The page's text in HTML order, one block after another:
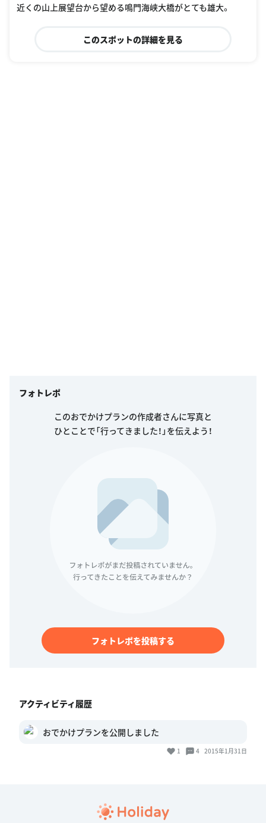
近くの山上展望台から望める鳴門海峡大橋がとても雄大。
このスポットの詳細を見る
フォトレポ
このおでかけプランの作成者さんに写真と
ひとことで「行ってきました！」を伝えよう！
フォトレポを投稿する
アクティビティ履歴
おでかけプランを公開しました
1 4 2015年1月31日